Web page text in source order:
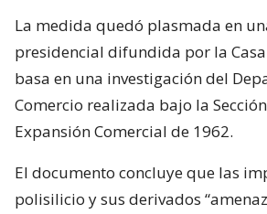
La medida quedó plasmada en
presidencial difundida por la
basa en una investigación del
Comercio realizada bajo la
Expansión Comercial de 1962.
El documento concluye que las
polisilicio y sus derivados